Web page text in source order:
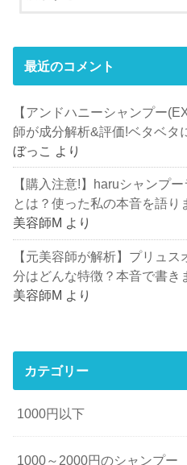
最近のコメント
【アンドハニーシャンプー
師が成分解析&評価!ベタベタ
ぼっこ より
【購入注意!】haruシャンプ
とは？使った私の本音を語り
美容師M より
【元美容師が解析】プリュ
分はどんな特徴？本音で書き
美容師M より
カテゴリー
1000円以下
1000～2000円のシャンプー